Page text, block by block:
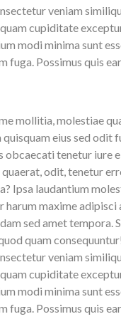
veniam
cupiditate
modi minima sunt
Possimus quis
mollitia, molestiae
eius sed odit
tenetur iure
odit, tenetur
Ipsa laudantium
maxime
sed amet tempora.
quam
veniam
cupiditate
modi minima sunt
Possimus quis